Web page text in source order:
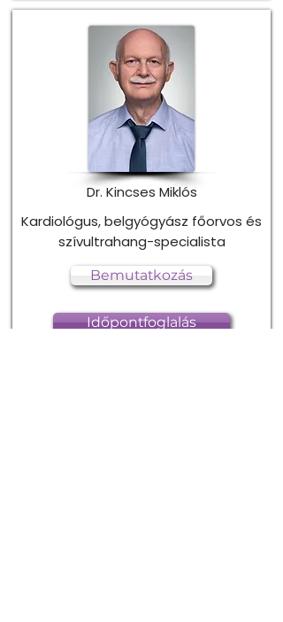
Dr. Kincses Miklós
Kardiológus, belgyógyász főorvos és
szívultrahang-specialista
Bemutatkozás
Időpontfoglalás